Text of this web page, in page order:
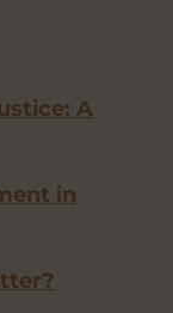
A
in